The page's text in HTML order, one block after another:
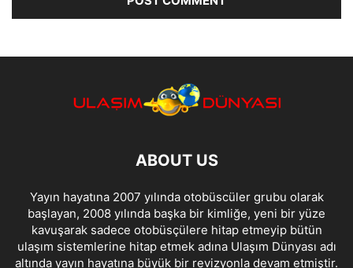
ABOUT US
Yayın hayatına 2007 yılında otobüscüler grubu olarak
başlayan, 2008 yılında başka bir kimliğe, yeni bir yüze
kavuşarak sadece otobüsçülere hitap etmeyip bütün
ulaşım sistemlerine hitap etmek adına Ulaşım Dünyası adı
altında yayın hayatına büyük bir revizyonla devam etmiştir.